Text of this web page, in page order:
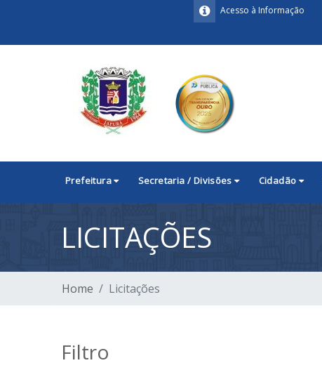
Acesso à Informação
Prefeitura Secretaria / Divisões Cidadão
LICITAÇÕES
Home Licitações
Filtro